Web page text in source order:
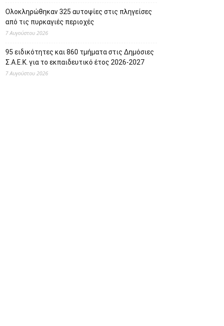
Ολοκληρώθηκαν 325 αυτοψίες στις πληγείσες
από τις πυρκαγιές περιοχές
7 Αυγούστου 2026
95 ειδικότητες και 860 τμήματα στις Δημόσιες
Σ.Α.Ε.Κ. για το εκπαιδευτικό έτος 2026-2027
7 Αυγούστου 2026